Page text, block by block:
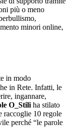
più o meno
minori online,
in modo
in Rete. Infatti, le
ingannare,
O_Stili ha stilato
raccoglie 10 regole
perché “le parole